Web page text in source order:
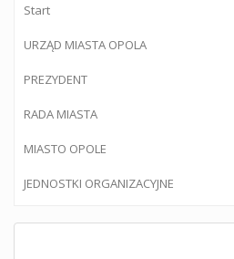
Start
URZĄD MIASTA OPOLA
PREZYDENT
RADA MIASTA
MIASTO OPOLE
JEDNOSTKI ORGANIZACYJNE